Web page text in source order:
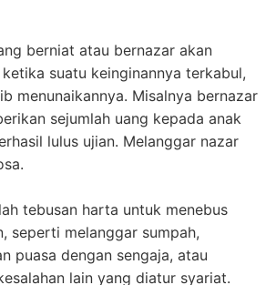
berniat atau bernazar akan
suatu keinginannya terkabul,
menunaikannya. Misalnya bernazar
sejumlah uang kepada anak
lulus ujian. Melanggar nazar
tebusan harta untuk menebus
seperti melanggar sumpah,
puasa dengan sengaja, atau
lain yang diatur syariat.